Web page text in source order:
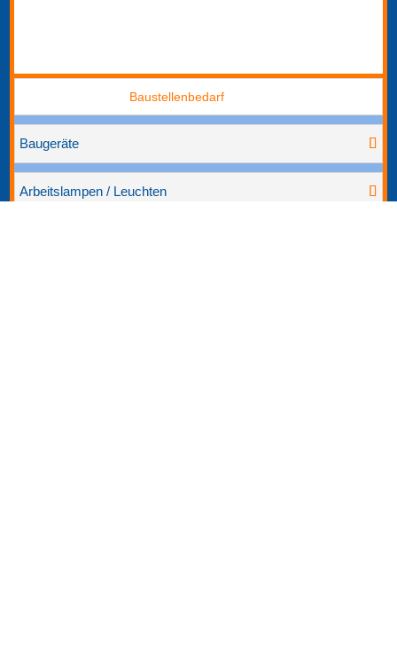
Baustellenbedarf
Baugeräte
Arbeitslampen / Leuchten